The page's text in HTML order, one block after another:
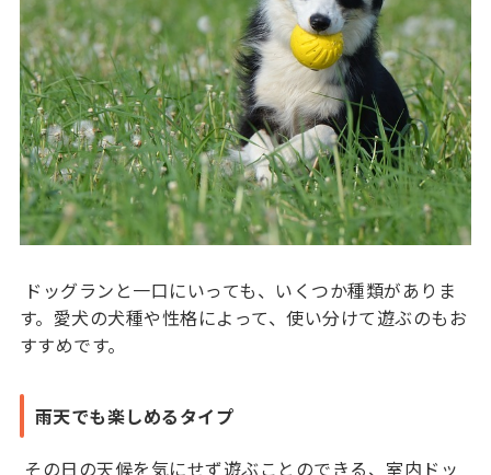
ドッグランと一口にいっても、いくつか種類がありま
す。愛犬の犬種や性格によって、使い分けて遊ぶのもお
すすめです。
雨天でも楽しめるタイプ
その日の天候を気にせず遊ぶことのできる、室内ドッ